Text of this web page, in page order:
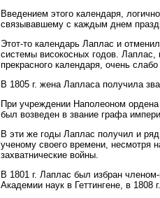
Введением этого календаря,
связывавшему с каждым днем
Этот-то календарь Лаплас и
системы високосных годов. Лаплас,
прекрасного календаря, очень
В 1805 г. жена Лапласа получила
При учреждении Наполеоном
был возведен в звание графа
В эти же годы Лаплас получил и
ученому своего времени, несмотря
захватнические войны.
В 1801 г. Лаплас был избран
Академии наук в Геттингене, в